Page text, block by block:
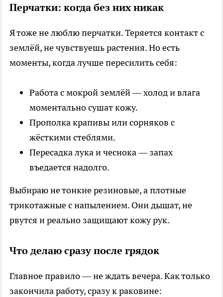
Перчатки: когда без них никак
Я тоже не люблю перчатки. Теряется контакт с
землёй, не чувствуешь растения. Но есть
моменты, когда лучше пересилить себя:
Работа с мокрой землёй — холод и влага
моментально сушат кожу.
Прополка крапивы или сорняков с
жёсткими стеблями.
Пересадка лука и чеснока — запах
въедается надолго.
Выбираю не тонкие резиновые, а плотные
трикотажные с напылением. Они дышат, не
рвутся и реально защищают кожу рук.
Что делаю сразу после грядок
Главное правило — не ждать вечера. Как только
закончила работу, сразу к раковине: